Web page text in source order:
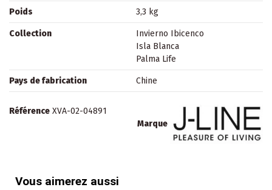
Poids 3,3 kg
Collection
Invierno Ibicenco
Isla Blanca
Palma Life
Pays de fabrication Chine
Marque
Référence XVA-02-04891
Vous aimerez aussi